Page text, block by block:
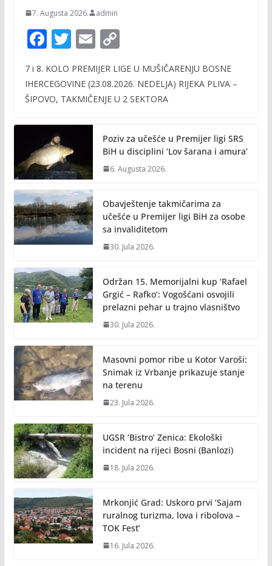
7. Augusta 2026. admin
F
e
b
o
k
T
itt
er
E
ai
l
C
p
y
n
k
7 i 8. KOLO PREMIJER LIGE U MUŠIČARENJU BOSNE
IHERCEGOVINE (23.08.2026. NEDELJA) RIJEKA PLIVA –
ŠIPOVO, TAKMIČENJE U 2 SEKTORA
Poziv za učešće u Premijer ligi SRS
BiH u disciplini ‘Lov šarana i amura’
6. Augusta 2026.
Obavještenje takmičarima za
učešće u Premijer ligi BiH za osobe
sa invaliditetom
30. Jula 2026.
Održan 15. Memorijalni kup ‘Rafael
Grgić – Rafko’: Vogošćani osvojili
prelazni pehar u trajno vlasništvo
30. Jula 2026.
Masovni pomor ribe u Kotor Varoši:
Snimak iz Vrbanje prikazuje stanje
na terenu
23. Jula 2026.
UGSR ‘Bistro’ Zenica: Ekološki
incident na rijeci Bosni (Banlozi)
18. Jula 2026.
Mrkonjić Grad: Uskoro prvi ‘Sajam
ruralnog turizma, lova i ribolova –
TOK Fest’
16. Jula 2026.